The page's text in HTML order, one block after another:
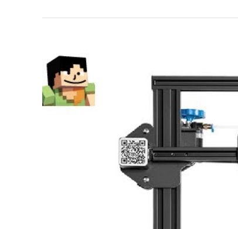
View
Larger
Image